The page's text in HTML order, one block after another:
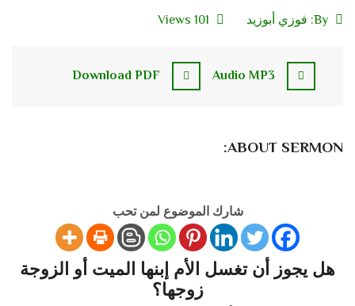
By: فوزي أبوزيد 101 Views
Audio MP3
Download PDF
ABOUT SERMON:
شارك الموضوع لمن تحب
هل يجوز أن تغسل الأم إبنها الميت أو الزوجة
زوجها؟